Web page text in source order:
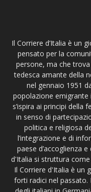
Il Corriere d’Italia è un
pensato per la
persone, ma che
tedesca amante della
nel gennaio 1951
popolazione emigrante
s’ispira ai principi della
in senso di
politica e religiosa
l’integrazione e di
paese d’accoglienza
d'Italia si struttura
Il Corriere d'Italia è un
forti radici nel